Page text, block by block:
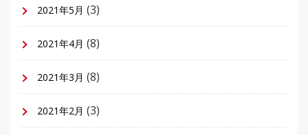
2021年5月 (3)
2021年4月 (8)
2021年3月 (8)
2021年2月 (3)